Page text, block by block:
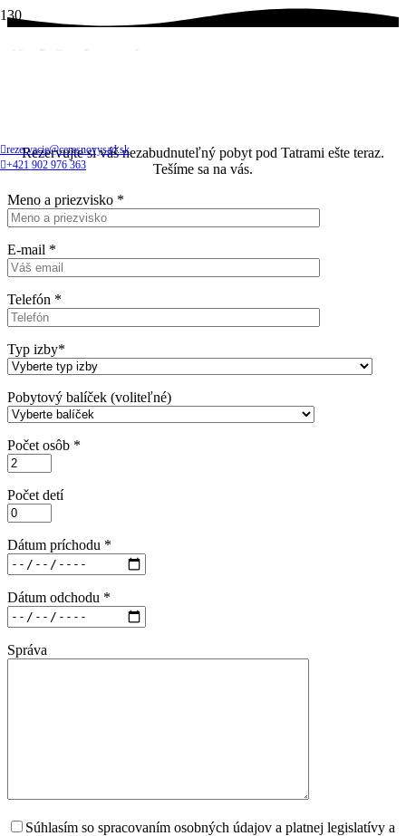
rezervacie@ceresnovysad.sk
+421 902 976 363
Nezáväzná ponuka
Rezervujte si váš nezabudnuteľný pobyt pod Tatrami ešte teraz.
Tešíme sa na vás.
Meno a priezvisko *
E-mail *
Telefón *
Typ izby*
Pobytový balíček (voliteľné)
Počet osôb *
Počet detí
Dátum príchodu *
Dátum odchodu *
Správa
Súhlasím so spracovaním osobných údajov a platnej legislatívy a